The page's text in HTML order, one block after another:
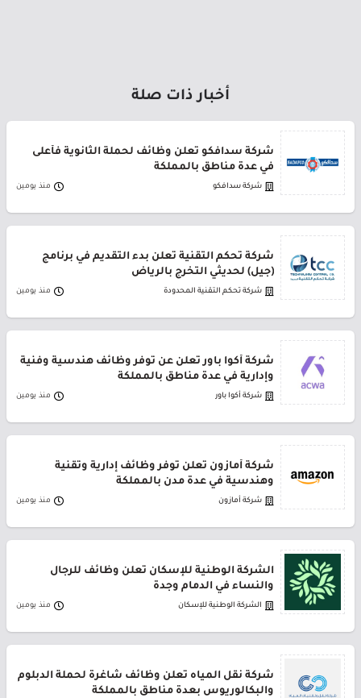
أخبار ذات صلة
شركة سدافكو تعلن وظائف لحملة الثانوية فأعلى
في عدة مناطق بالمملكة
شركة سدافكو منذ يومين
شركة تحكم التقنية تعلن بدء التقديم في برنامج
(جيل) لحديثي التخرج بالرياض
شركة تحكم التقنية المحدودة منذ يومين
شركة أكوا باور تعلن عن توفر وظائف هندسية وفنية
وإدارية في عدة مناطق بالمملكة
شركة أكوا باور منذ يومين
شركة أمازون تعلن توفر وظائف إدارية وتقنية
وهندسية في عدة مدن بالمملكة
شركة أمازون منذ يومين
الشركة الوطنية للإسكان تعلن وظائف للرجال
والنساء في الدمام وجدة
الشركة الوطنية للإسكان منذ يومين
شركة نقل المياه تعلن وظائف شاغرة لحملة الدبلوم
والبكالوريوس بعدة مناطق بالمملكة